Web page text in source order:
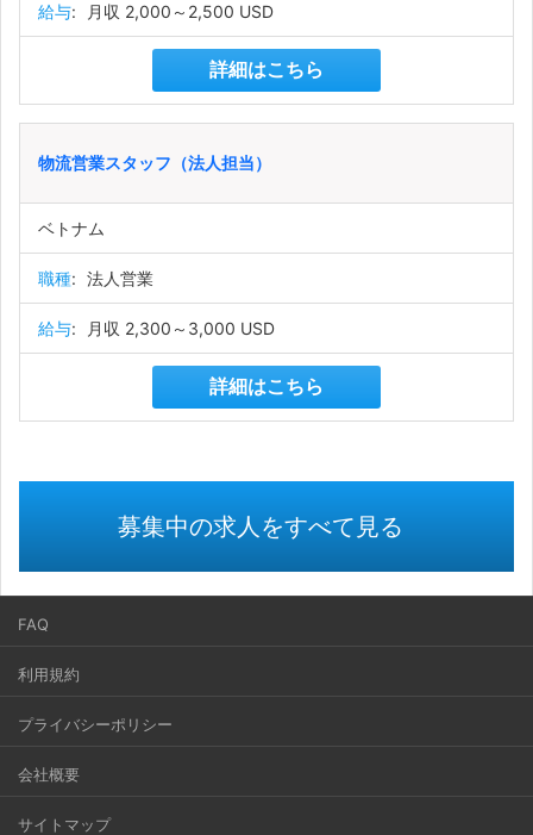
給与: 月収 2,000～2,500 USD
詳細はこちら
物流営業スタッフ（法人担当）
ベトナム
職種: 法人営業
給与: 月収 2,300～3,000 USD
詳細はこちら
募集中の求人をすべて見る
FAQ
利用規約
プライバシーポリシー
会社概要
サイトマップ